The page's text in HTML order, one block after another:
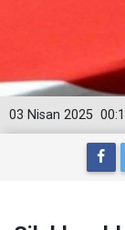
03 Nisan 2025